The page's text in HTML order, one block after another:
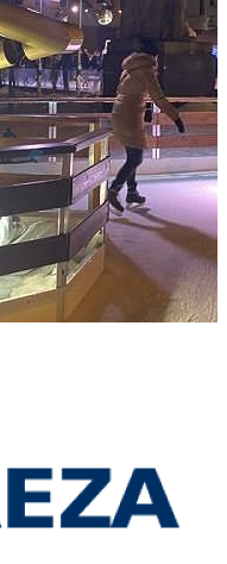
je
přízeň a
v listopadu